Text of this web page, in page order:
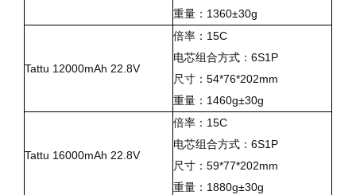
重量： 1360±30g
Tattu 12000mAh 22.8V
倍率： 15C
电芯组合方式： 6S1P
尺寸： 54*76*202mm
重量： 1460g±30g
Tattu 16000mAh 22.8V
倍率： 15C
电芯组合方式： 6S1P
尺寸： 59*77*202mm
重量： 1880g±30g